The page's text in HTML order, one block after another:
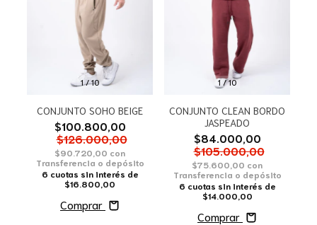
1/10
CONJUNTO SOHO BEIGE
$100.800,00
$126.000,00
$90.720,00 con
Transferencia o depósito
6 cuotas sin interés de
$16.800,00
Comprar
1/10
CONJUNTO CLEAN BORDO
JASPEADO
$84.000,00
$105.000,00
$75.600,00 con
Transferencia o depósito
6 cuotas sin interés de
$14.000,00
Comprar